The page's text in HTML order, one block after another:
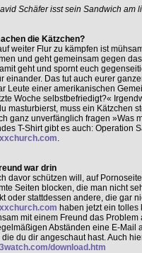
Schäfer isst sein Sandwich am
die Kätzchen?
weiter Flur zu kämpfen ist
und geht gemeinsam gegen
geht und spornt euch
einander. Das tut auch eurer
Leute einer amerikanischen
Woche selbstbefriedigt?«
masturbierst, muss ein Kätzchen
ganz unverfänglich fragen »Was
T-Shirt gibt es auch: Operation
.
war drin
davor schützen will, auf
Seiten blocken, die man nicht
oder stattdessen andere, die gar
haben jetzt ein
mit einem Freund das
Abständen eine E-Mail
die du dir angeschaut hast. Auch
download.htm